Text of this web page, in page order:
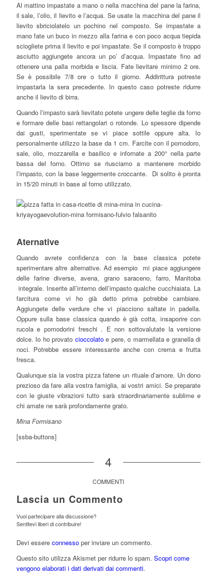
Al mattino impastate a mano o nella macchina del pane la farina,
il sale, l’olio, il lievito e l’acqua. Se usate la macchina del pane il
lievito sbriciolatelo un pochino nel composto. Se impastate a
mano fate un buco in mezzo alla farina e con poco acqua tiepida
sciogliete prima il lievito e poi impastate. Se il composto è troppo
asciutto aggiungete ancora un po’ d’acqua. Impastate fino ad
ottenere una palla morbida e liscia. Fate lievitare minimo 2 ore.
Se è possibile 7/8 ore o tutto il giorno. Addirittura potreste
impastarla la sera precedente. In questo caso potreste ridurre
anche il lievito di birra.
Quando l’impasto sarà lievitato potete ungere delle teglie da forno
e formare delle basi rettangolari o rotonde. Lo spessore dipende
dai gusti, sperimentate se vi piace sottile oppure alta. Io
personalmente utilizzo la base da 1 cm. Farcite con il pomodoro,
sale, olio, mozzarella e basilico e infornate a 200° nella parte
bassa del forno. Ottimo se riusciamo a mantenere morbido
l’impasto, con la base leggermente croccante. Di solito è pronta
in 15/20 minuti in base al forno utilizzato.
Aternative
Quando avrete confidenza con la base classica potete
sperimentare altre alternative. Ad esempio mi piace aggiungere
delle farine diverse, avena, grano saraceno, farro, Manitoba
integrale. Inserite all’interno dell’impasto qualche cucchiaiata. La
farcitura come vi ho già detto prima potrebbe cambiare.
Aggiungete delle verdure che vi piacciono saltate in padella.
Oppure sulla base classica quando è già cotta, insaporire con
rucola e pomodorini freschi . E non sottovalutate la versione
dolce. Io ho provato cioccolatoe pere, o marmellata e granella di
noci. Potrebbe essere interessante anche con crema e frutta
fresca.
Qualunque sia la vostra pizza fatene un rituale d’amore. Un dono
prezioso da fare alla vostra famiglia, ai vostri amici. Se preparate
con le giuste vibrazioni tutto sarà straordinariamente sublime e
chi amate ne sarà profondamente grato.
Mina Formisano
[ssba-buttons]
4
COMMENTI
Lascia un Commento
Vuoi partecipare alla discussione?
Sentitevi liberi di contribuire!
Devi essere connessoper inviare un commento.
Questo sito utilizza Akismet per ridurre lo spam. Scopri come
vengono elaborati i dati derivati dai commenti.